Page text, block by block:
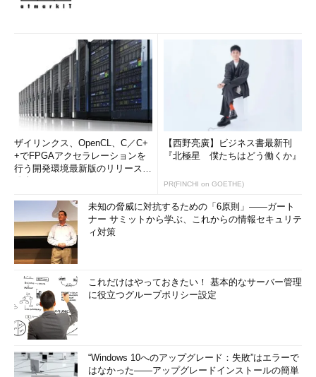
ザイリンクス、OpenCL、C／C+
+でFPGAアクセラレーションを
行う開発環境最新版のリリースを
【西野亮廣】ビジネス書最新刊
『北極星 僕たちはどう働くか』
PR(FINCHI on GOETHE)
未知の脅威に対抗するための「6原則」――ガート
ナー サミットから学ぶ、これからの情報セキュリテ
ィ対策
これだけはやっておきたい！ 基本的なサーバー管理
に役立つグループポリシー設定
“Windows 10へのアップグレード：失敗”はエラーで
はなかった――アップグレードインストールの簡単